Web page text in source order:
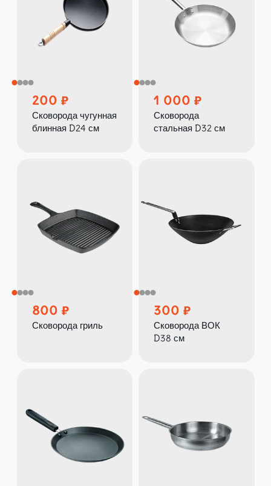
200
Сковорода чугунная
блинная D24 см
1 000
Сковорода
стальная D32 см
800
Сковорода гриль
300
Сковорода ВОК
D38 см